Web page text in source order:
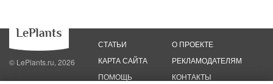
© LePlants.ru, 2026
СТАТЬИ
КАРТА САЙТА
ПОМОЩЬ
О ПРОЕКТЕ
РЕКЛАМОДАТЕЛЯМ
КОНТАКТЫ